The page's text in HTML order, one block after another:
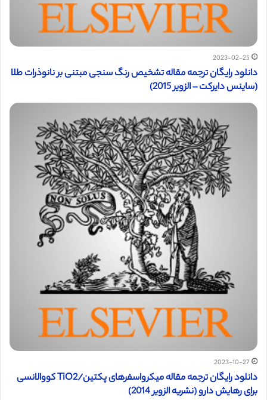
2023-02-25
دانلود رایگان ترجمه مقاله تشخیص رنگ سنجی مبتنی بر نانوذرات طلا
(ساینس دایرکت – الزویر 2015)
2023-10-27
دانلود رایگان ترجمه مقاله میکرواسفرهای پکتین/TiO2 کووالانسی
برای رهایش دارو (نشریه الزویر 2014)